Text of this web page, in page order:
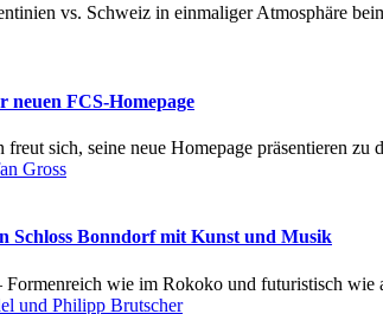
vs. Schweiz in einmaliger Atmosphäre
neuen FCS-Homepage
freut sich, seine neue Homepage präsentieren
Schloss Bonndorf mit Kunst und Musik
wie im Rokoko und futuristisch